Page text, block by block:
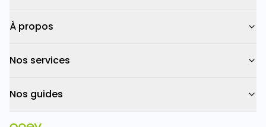
À propos
Nos services
Nos guides